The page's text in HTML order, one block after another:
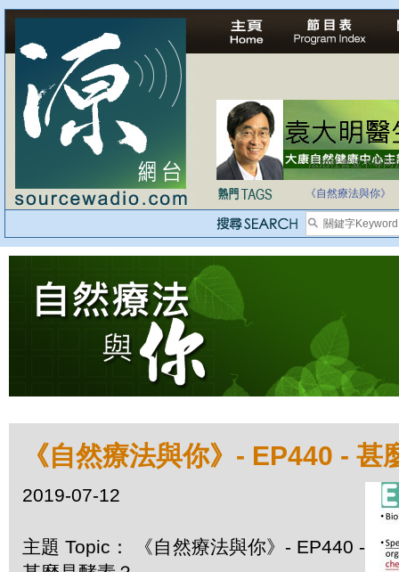
法治社會並不等同
自家教育合法化-
《自然療法與你》
《自然療法與你》- EP440 - 甚
2019-07-12
主題 Topic： 《自然療法與你》- EP440 -